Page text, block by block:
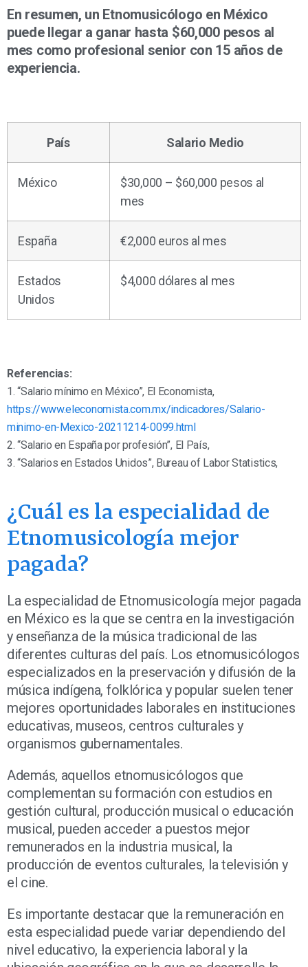
En resumen, un Etnomusicólogo en México
puede llegar a ganar hasta $60,000 pesos al
mes como profesional senior con 15 años de
experiencia.
País Salario Medio
México
$30,000 – $60,000 pesos al
mes
España €2,000 euros al mes
Estados
Unidos
$4,000 dólares al mes
Referencias:
1. “Salario mínimo en México”, El Economista,
https://www.eleconomista.com.mx/indicadores/Salario-
minimo-en-Mexico-20211214-0099.html
2. “Salario en España por profesión”, El País,
3. “Salarios en Estados Unidos”, Bureau of Labor Statistics,
¿Cuál es la especialidad de
Etnomusicología mejor
pagada?
La especialidad de Etnomusicología mejor pagada
en México es la que se centra en la investigación
y enseñanza de la música tradicional de las
diferentes culturas del país. Los etnomusicólogos
especializados en la preservación y difusión de la
música indígena, folklórica y popular suelen tener
mejores oportunidades laborales en instituciones
educativas, museos, centros culturales y
organismos gubernamentales.
Además, aquellos etnomusicólogos que
complementan su formación con estudios en
gestión cultural, producción musical o educación
musical, pueden acceder a puestos mejor
remunerados en la industria musical, la
producción de eventos culturales, la televisión y
el cine.
Es importante destacar que la remuneración en
esta especialidad puede variar dependiendo del
nivel educativo, la experiencia laboral y la